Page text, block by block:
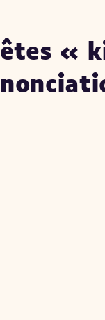
êtes «